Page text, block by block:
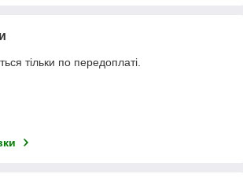
тільки по передоплаті.